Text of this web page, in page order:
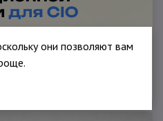
они позволяют вам